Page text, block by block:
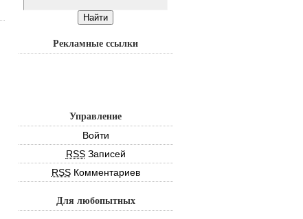
Рекламные ссылки
Управление
Войти
RSSЗаписей
RSSКомментариев
Для любопытных